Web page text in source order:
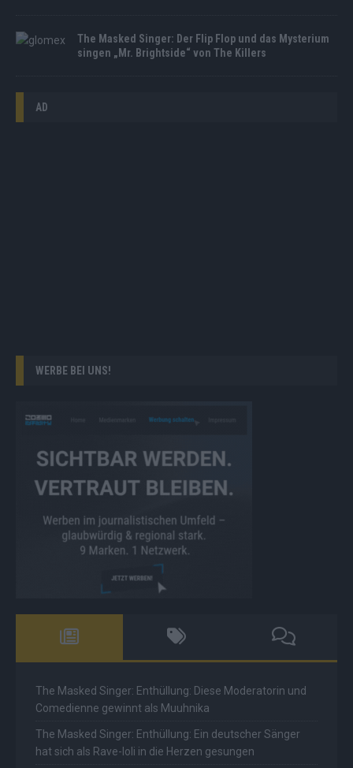
The Masked Singer: Der Flip Flop und das Mysterium
singen „Mr. Brightside“ von The Killers
AD
WERBE BEI UNS!
The Masked Singer: Enthüllung: Diese Moderatorin und
Comedienne gewinnt als Muuhnika
The Masked Singer: Enthüllung: Ein deutscher Sänger
hat sich als Rave-Ioli in die Herzen gesungen